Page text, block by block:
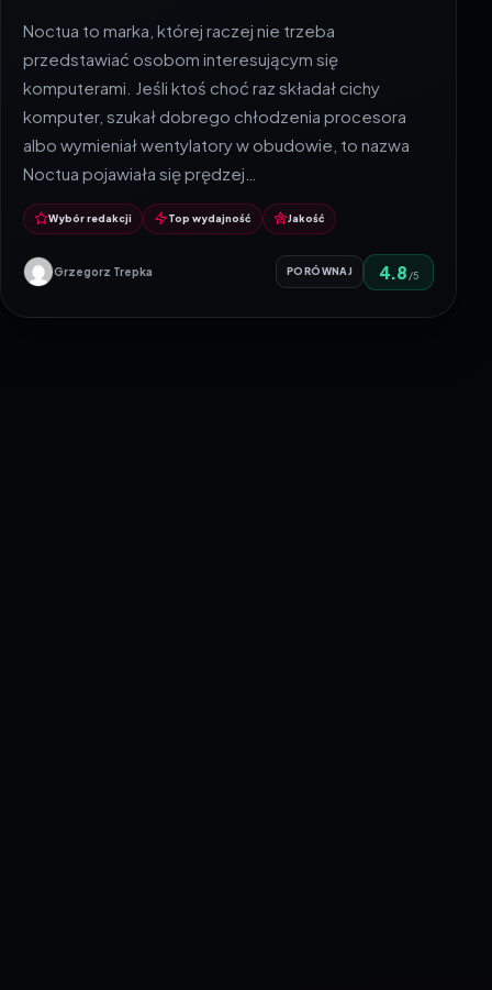
Noctua to marka, której raczej nie trzeba
przedstawiać osobom interesującym się
komputerami. Jeśli ktoś choć raz składał cichy
komputer, szukał dobrego chłodzenia procesora
albo wymieniał wentylatory w obudowie, to nazwa
Noctua pojawiała się prędzej…
Wybór redakcji Top wydajność Jakość
Grzegorz Trepka PORÓWNAJ 4.8 /5